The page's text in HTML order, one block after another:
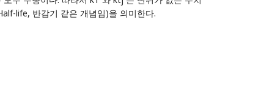
life, 반감기 같은 개념임)을 의미한다.